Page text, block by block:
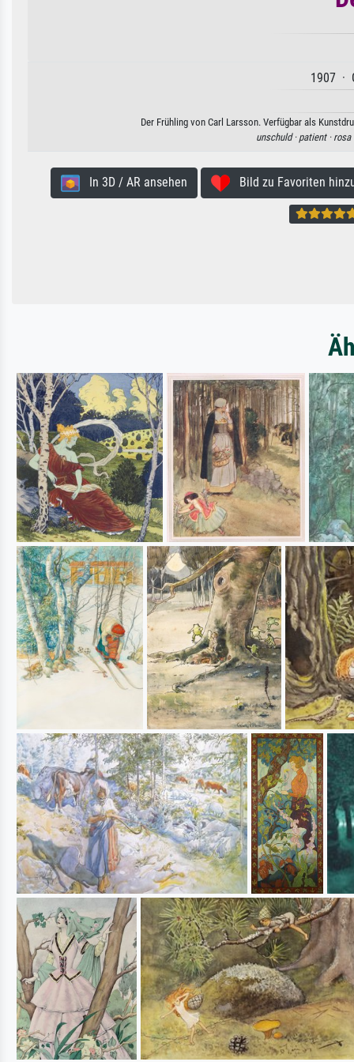
1907 ·
Der Frühling von Carl Larsson. Verfügbar als
unschuld · patient · rosa
In 3D / AR ansehen Bild zu Favoriten